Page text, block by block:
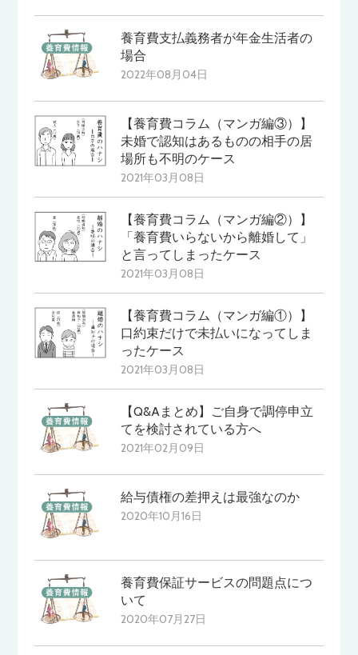
養育費支払義務者が年金生活者の
場合
2022年08月04日
【養育費コラム（マンガ編③）】
未婚で認知はあるものの相手の居
場所も不明のケース
2021年03月08日
【養育費コラム（マンガ編②）】
「養育費いらないから離婚して」
と言ってしまったケース
2021年03月08日
【養育費コラム（マンガ編①）】
口約束だけで未払いになってしま
ったケース
2021年03月08日
【Q&Aまとめ】ご自身で調停申立
てを検討されている方へ
2021年02月09日
給与債権の差押えは最強なのか
2020年10月16日
養育費保証サービスの問題点につ
いて
2020年07月27日